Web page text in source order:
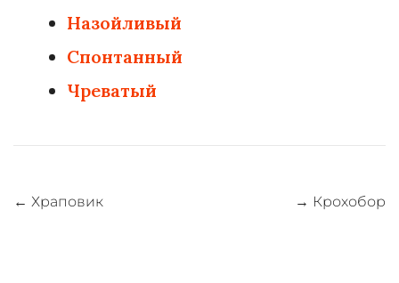
Назойливый
Спонтанный
Чреватый
Навигация
← Храповик → Крохобор